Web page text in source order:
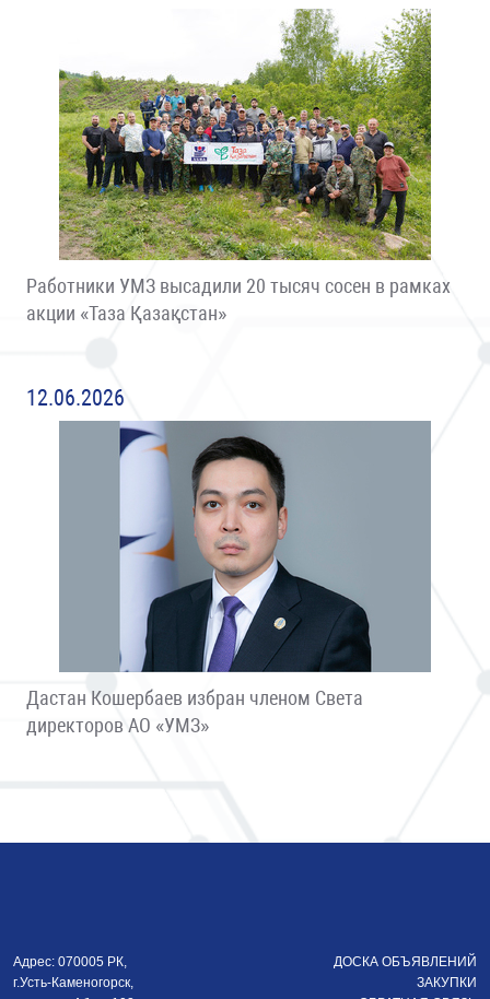
Работники УМЗ высадили 20 тысяч сосен в рамках
акции «Таза Қазақстан»
12.06.2026
Дастан Кошербаев избран членом Света
директоров АО «УМЗ»
Адрес: 070005 РК,
г.Усть-Каменогорск,
ДОСКА ОБЪЯВЛЕНИЙ
ЗАКУПКИ